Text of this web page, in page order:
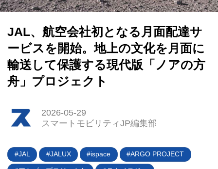
EV
電動バイク
JAL、航空会社初となる月面配達サ
ービスを開始。地上の文化を月面に
輸送して保護する現代版「ノアの方
舟」プロジェクト
2026-05-29
スマートモビリティJP編集部
JAL JALUX ispace ARGO PROJECT